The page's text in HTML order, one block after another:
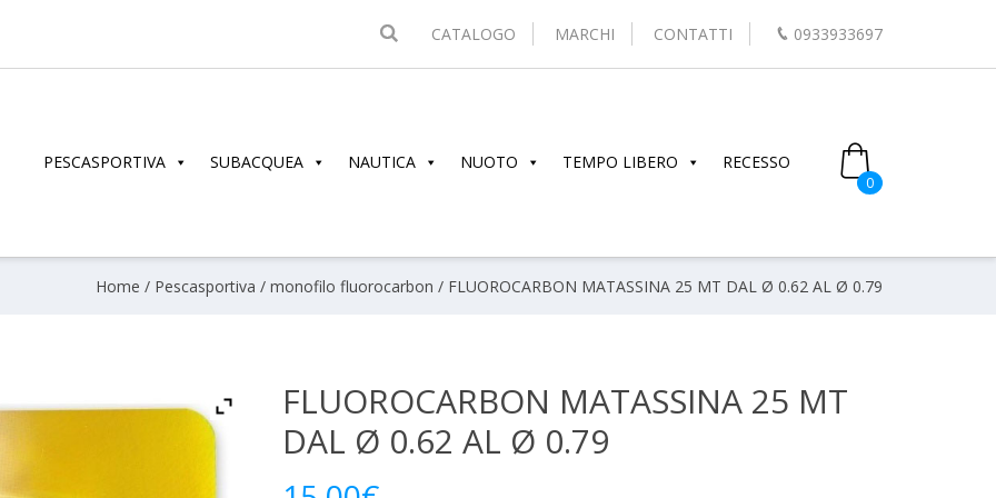
CATALOGO MARCHI CONTATTI 0933933697
PESCASPORTIVA SUBACQUEA NAUTICA NUOTO TEMPO LIBERO RECESSO
0
Home / Pescasportiva / monofilo fluorocarbon / FLUOROCARBON MATASSINA 25 MT DAL Ø 0.62 AL Ø 0.79
FLUOROCARBON MATASSINA 25 MT
DAL Ø 0.62 AL Ø 0.79